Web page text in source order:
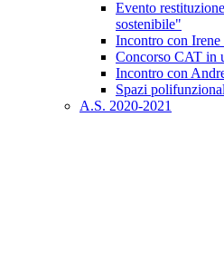
Evento
sostenibile"
Incontro con Irene
Concorso CAT in
Incontro con
Spazi
A.S. 2020-2021